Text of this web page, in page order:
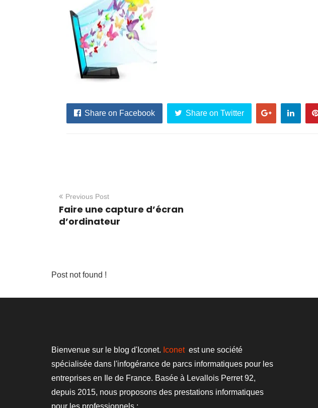
Share on Facebook Share on Twitter
Previous Post
Faire une capture d’écran
d’ordinateur
Post not found !
Bienvenue sur le blog d'Iconet. Iconet est une société
spécialisée dans l'infogérance de parcs informatiques pour les
entreprises en Ile de France. Basée à Levallois Perret 92,
depuis 2015, nous proposons des prestations informatiques
pour les professionnels :